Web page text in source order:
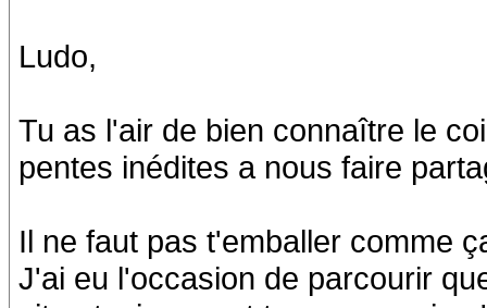
Ludo,
Tu as l'air de bien connaître le
pentes inédites a nous faire
Il ne faut pas t'emballer comme
J'ai eu l'occasion de parcourir